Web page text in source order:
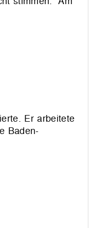
Er arbeitete
Baden-